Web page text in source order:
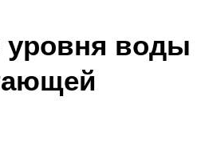
уровня воды